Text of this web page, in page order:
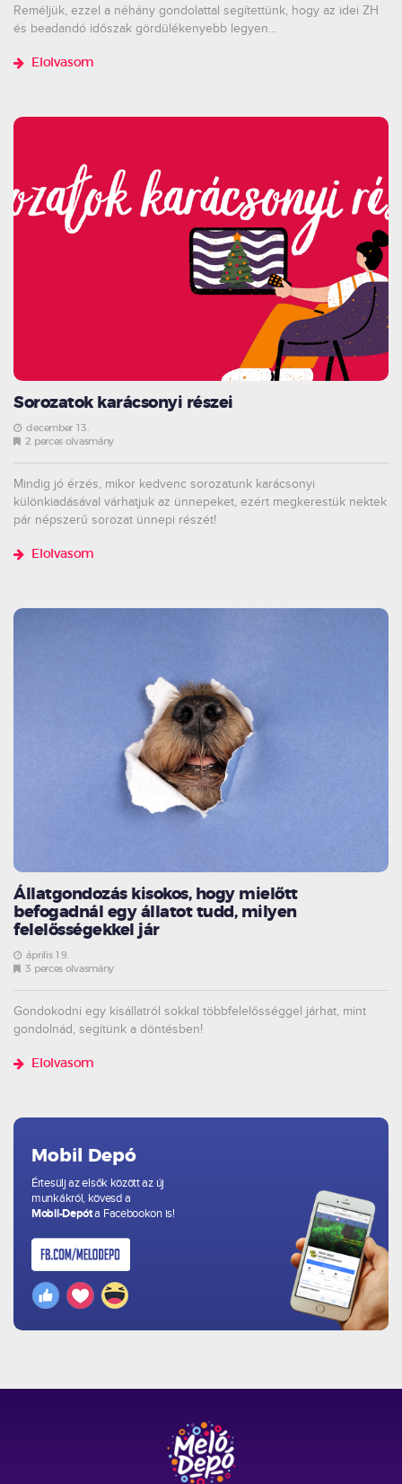
Reméljük, ezzel a néhány gondolattal segítettünk, hogy az idei ZH
és beadandó időszak gördülékenyebb legyen…
Elolvasom
Sorozatok karácsonyi részei
december 13.
2 perces olvasmány
Mindig jó érzés, mikor kedvenc sorozatunk karácsonyi
különkiadásával várhatjuk az ünnepeket, ezért megkerestük nektek
pár népszerű sorozat ünnepi részét!
Elolvasom
Állatgondozás kisokos, hogy mielőtt
befogadnál egy állatot tudd, milyen
felelősségekkel jár
április 19.
3 perces olvasmány
Gondokodni egy kisállatról sokkal többfelelősséggel járhat, mint
gondolnád, segítünk a döntésben!
Elolvasom
Mobil Depó
Értesülj az elsők között az új
munkákról, kövesd a
Mobil-Depóta Facebookon is!